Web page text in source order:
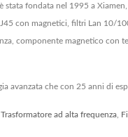
stata fondata nel 1995 a
con magnetici, filtri Lan 10/
componente magnetico
che con 25 anni di
Trasformatore ad alta frequenza